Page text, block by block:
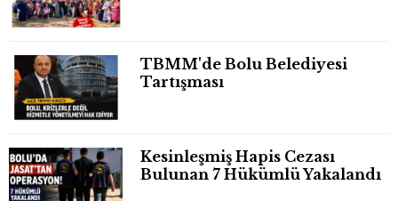
TBMM'de Bolu Belediyesi
Tartışması
Kesinleşmiş Hapis Cezası
Bulunan 7 Hükümlü Yakalandı